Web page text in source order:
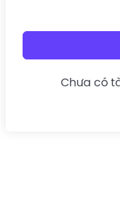
Chưa có